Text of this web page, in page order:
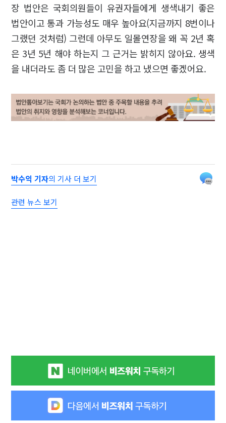
장 법안은 국회의원들이 유권자들에게 생색내기 좋은
법안이고 통과 가능성도 매우 높아요(지금까지 8번이나
그랬던 것처럼) 그런데 아무도 일몰연장을 왜 꼭 2년 혹
은 3년 5년 해야 하는지 그 근거는 밝히지 않아요. 생색
을 내더라도 좀 더 많은 고민을 하고 냈으면 좋겠어요.
박수익 기자의 기사 더 보기
관련 뉴스 보기